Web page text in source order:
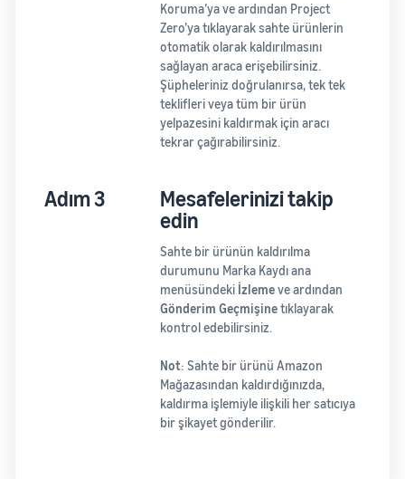
Koruma’ya ve ardından Project
Zero’ya tıklayarak sahte ürünlerin
otomatik olarak kaldırılmasını
sağlayan araca erişebilirsiniz.
Şüpheleriniz doğrulanırsa, tek tek
teklifleri veya tüm bir ürün
yelpazesini kaldırmak için aracı
tekrar çağırabilirsiniz.
Adım 3
Mesafelerinizi takip
edin
Sahte bir ürünün kaldırılma
durumunu Marka Kaydı ana
menüsündeki İzlemeve ardından
Gönderim Geçmişinetıklayarak
kontrol edebilirsiniz.
Not: Sahte bir ürünü Amazon
Mağazasından kaldırdığınızda,
kaldırma işlemiyle ilişkili her satıcıya
bir şikayet gönderilir.